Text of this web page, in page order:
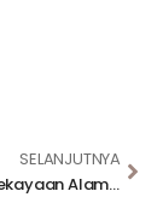
SELANJUTNYA
Faisal Basri: Kekayaan Alam Indonesia Dikelola China, Kita Tak Dapat Apa-apa